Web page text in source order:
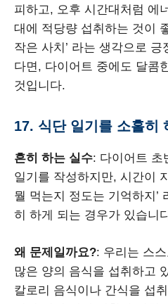
피하고, 오후 시간대처럼 에
대에 적당량 섭취하는 것이
작은 사치’ 라는 생각으로
다면, 다이어트 중에도 달콤
것입니다.
17. 식단 일기를 소홀히
흔히 하는 실수: 다이어트 초
일기를 작성하지만, 시간이
뭘 먹는지 정도는 기억하지’
히 하게 되는 경우가 있습니
왜 문제일까요?: 우리는 스
많은 양의 음식을 섭취하고
칼로리 음식이나 간식을 섭